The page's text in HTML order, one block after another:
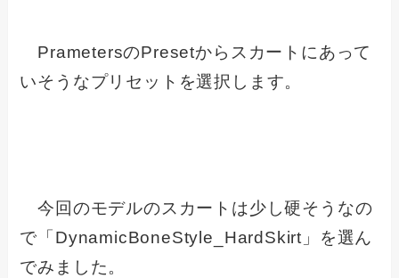
PrametersのPresetからスカートにあって
いそうなプリセットを選択します。
今回のモデルのスカートは少し硬そうなの
で「DynamicBoneStyle_HardSkirt」を選ん
でみました。